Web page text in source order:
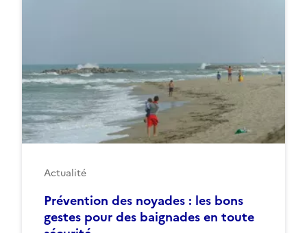
Prévention des noyades : les bons
gestes pour des baignades en toute
Actualité